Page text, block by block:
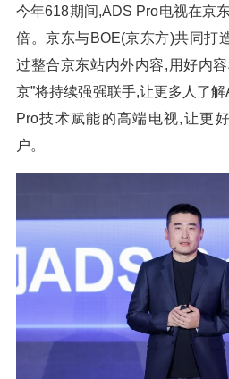
今年618期间,ADS Pro电视在京
倍。京东与BOE(京东方)共同打
过整合京东站内外内容,用好内
京”将持续强强联手,让更多人了
Pro技术赋能的高端电视,让更
户。